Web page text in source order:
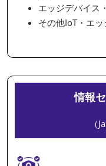
エッジデバイス
その他IoT・エ
情報
（